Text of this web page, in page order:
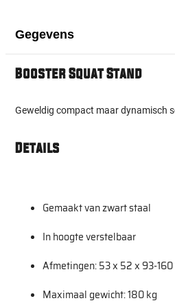
gallerij
gallerij
Gegevens
Booster Squat Stand
Geweldig compact maar dynamisch
Details
Gemaakt van zwart staal
In hoogte verstelbaar
Afmetingen: 53 x 52 x 93-160
Maximaal gewicht: 180 kg